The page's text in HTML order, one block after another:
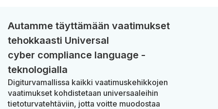
Autamme täyttämään vaatimukset
tehokkaasti Universal
cyber compliance language -
teknologialla
Digiturvamallissa kaikki vaatimuskehikkojen
vaatimukset kohdistetaan universaaleihin
tietoturvatehtäviin, jotta voitte muodostaa